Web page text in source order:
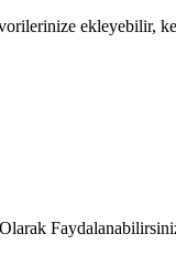
ekleyebilir,